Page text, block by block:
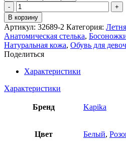
Количество
товара
Туфли
летние
Капика
В корзину
Артикул: 32689-2 Категория:
Анатомическая стелька,
Натуральная кожа, Обувь для
Поделиться
Характеристики
Характеристики
Бренд Kapika
Цвет Белый,